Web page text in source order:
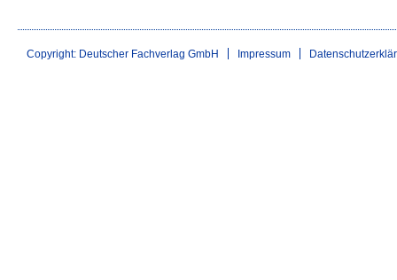
Copyright: Deutscher Fachverlag GmbH Impressum